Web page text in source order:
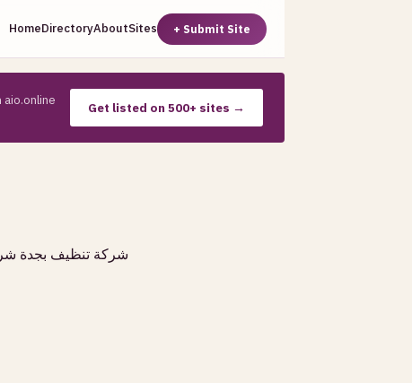
HomeDirectoryAboutSites + Submit Site
aio.online
Get listed on 500+ sites →
شركة تنظيف بجدة